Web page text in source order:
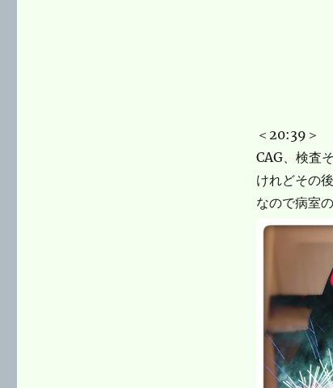
＜20:39＞
CAG、検査
けれどその
なので病室